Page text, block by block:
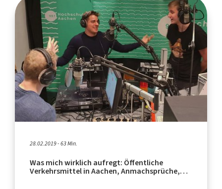
28.02.2019 - 63 Min.
Was mich wirklich aufregt: Öffentliche
Verkehrsmittel in Aachen, Anmachsprüche,